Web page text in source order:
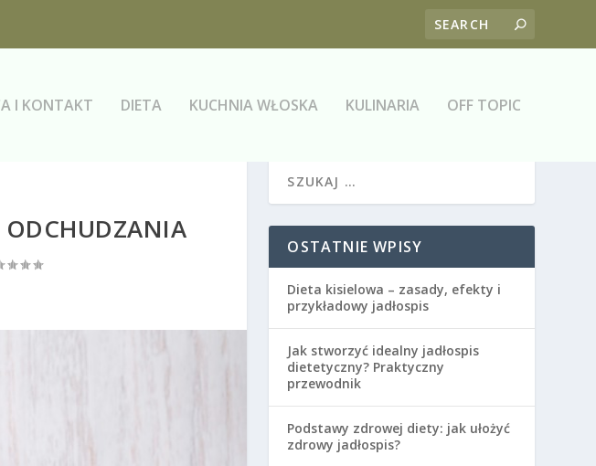
I KONTAKT DIETA KUCHNIA WŁOSKA KULINARIA OFF TOPIC
ODCHUDZANIA
OSTATNIE WPISY
Dieta kisielowa – zasady, efekty i
przykładowy jadłospis
Jak stworzyć idealny jadłospis
dietetyczny? Praktyczny
przewodnik
Podstawy zdrowej diety: jak ułożyć
zdrowy jadłospis?